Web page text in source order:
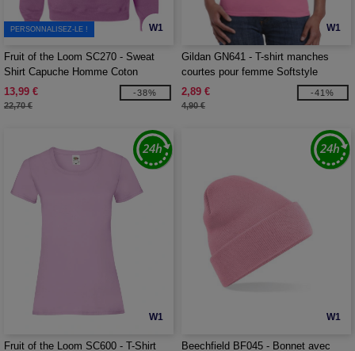
W1
PERSONNALISEZ-LE !
Fruit of the Loom SC270 - Sweat
Shirt Capuche Homme Coton
13,99 €
22,70 €
-38%
W1
Gildan GN641 - T-shirt manches
courtes pour femme Softstyle
2,89 €
4,90 €
-41%
W1
Fruit of the Loom SC600 - T-Shirt
W1
Beechfield BF045 - Bonnet avec